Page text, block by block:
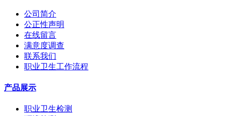
公司简介
公正性声明
在线留言
满意度调查
联系我们
职业卫生工作流程
产品展示
职业卫生检测